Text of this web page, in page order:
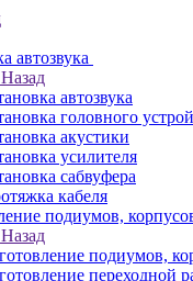
автозвука
Назад
автозвука
головного
акустики
усилителя
сабвуфера
кабеля
подиумов,
Назад
подиумов,
переходной